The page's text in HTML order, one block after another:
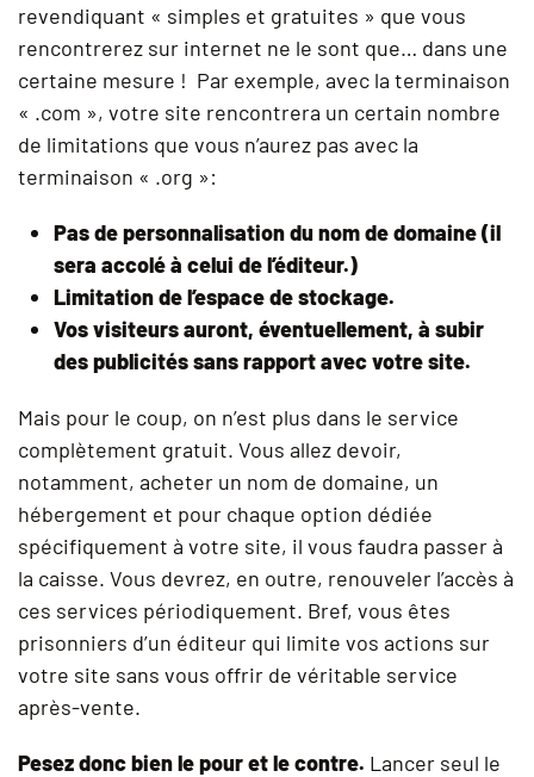
revendiquant « simples et gratuites » que vous
rencontrerez sur internet ne le sont que… dans une
certaine mesure ! Par exemple, avec la terminaison
« .com », votre site rencontrera un certain nombre
de limitations que vous n’aurez pas avec la
terminaison « .org »:
Pas de personnalisation du nom de domaine (il
sera accolé à celui de l’éditeur.)
Limitation de l’espace de stockage.
Vos visiteurs auront, éventuellement, à subir
des publicités sans rapport avec votre site.
Mais pour le coup, on n’est plus dans le service
complètement gratuit. Vous allez devoir,
notamment, acheter un nom de domaine, un
hébergement et pour chaque option dédiée
spécifiquement à votre site, il vous faudra passer à
la caisse. Vous devrez, en outre, renouveler l’accès à
ces services périodiquement. Bref, vous êtes
prisonniers d’un éditeur qui limite vos actions sur
votre site sans vous offrir de véritable service
après-vente.
Pesez donc bien le pour et le contre. Lancer seul le